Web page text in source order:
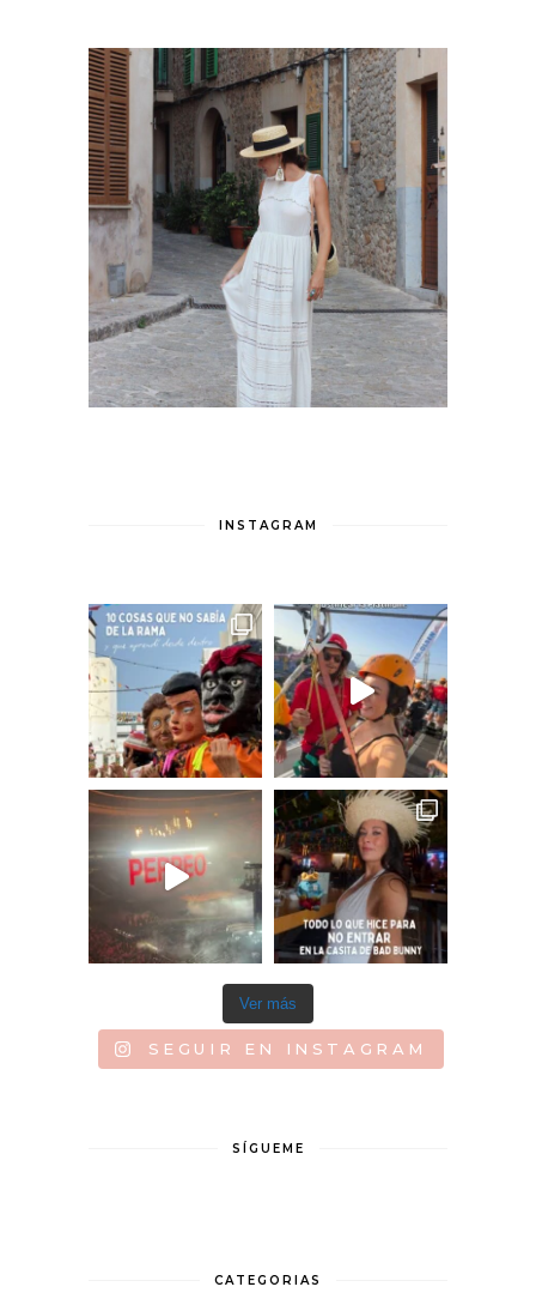
INSTAGRAM
Ver más
SEGUIR EN INSTAGRAM
SÍGUEME
CATEGORIAS